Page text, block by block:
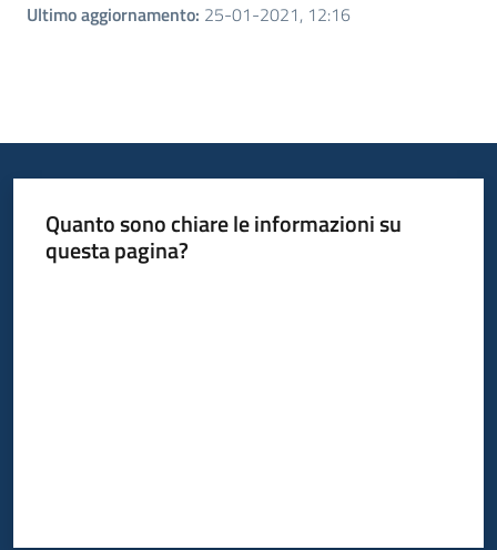
Ultimo aggiornamento: 25-01-2021, 12:16
Quanto sono chiare le informazioni su
questa pagina?